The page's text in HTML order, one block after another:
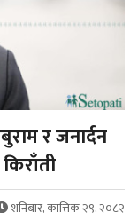
र जनार्दन
शनिबार, कात्तिक २९, २०८२